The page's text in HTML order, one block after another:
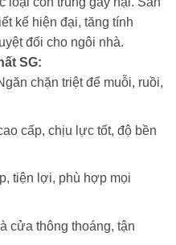
kế hiện đại, tăng tính
đối cho ngôi nhà.
SG:
chặn triệt để muỗi, ruồi,
cấp, chịu lực tốt, độ bền
tiện lợi, phù hợp mọi
cửa thông thoáng, tận